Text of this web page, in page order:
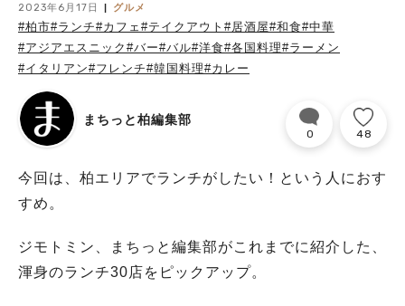
2023年6月17日 グルメ
#柏市#ランチ#カフェ #テイクアウト #居酒屋#和食#中華
#アジアエスニック #バー#バル#洋食#各国料理#ラーメン
#イタリアン#フレンチ#韓国料理#カレー
まちっと柏編集部
0 48
今回は、柏エリアでランチがしたい！という人におす
すめ。
ジモトミン、まちっと編集部がこれまでに紹介した、
渾身のランチ30店をピックアップ。